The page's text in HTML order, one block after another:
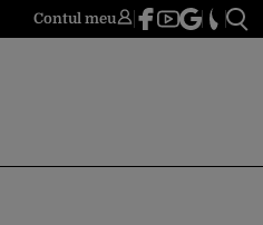
Contul meu